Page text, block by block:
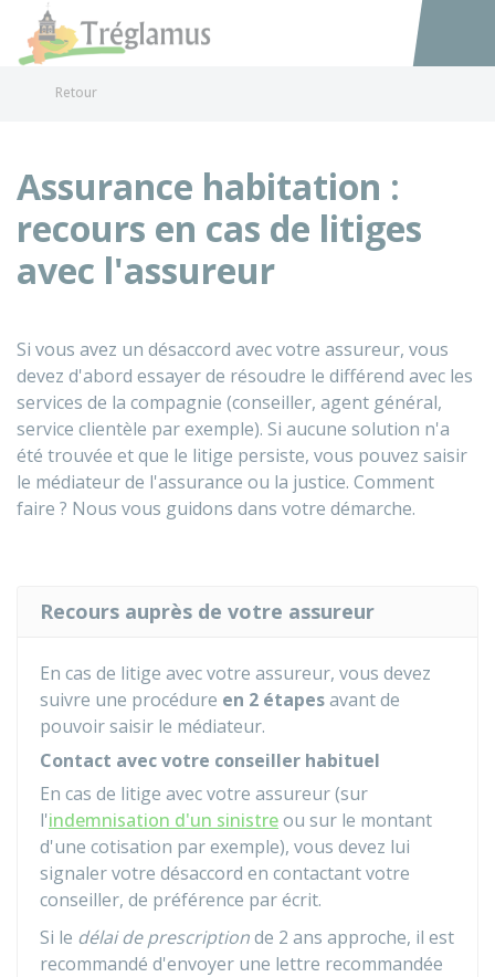
Accéder
Retour
Assurance habitation :
recours en cas de litiges
avec l'assureur
Si vous avez un désaccord avec votre assureur, vous
devez d'abord essayer de résoudre le différend avec les
services de la compagnie (conseiller, agent général,
service clientèle par exemple). Si aucune solution n'a
été trouvée et que le litige persiste, vous pouvez saisir
le médiateur de l'assurance ou la justice. Comment
faire ? Nous vous guidons dans votre démarche.
Recours auprès de votre assureur
En cas de litige avec votre assureur, vous devez
suivre une procédure en 2 étapesavant de
pouvoir saisir le médiateur.
Contact avec votre conseiller habituel
En cas de litige avec votre assureur (sur
l'indemnisation d'un sinistreou sur le montant
d'une cotisation par exemple), vous devez lui
signaler votre désaccord en contactant votre
conseiller, de préférence par écrit.
Si le délai de prescriptionde 2 ans approche, il est
recommandé d'envoyer une lettre recommandée